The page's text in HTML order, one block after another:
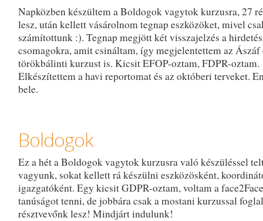
Napközben készültem a Boldogok vagytok kurzusra, 27
lesz, után kellett vásárolnom tegnap eszközöket, mivel
számítottunk :). Tegnap megjött két visszajelzés a
csomagokra, amit csináltam, így megjelentettem az Ászáf
törökbálinti kurzust is. Kicsit EFOP-oztam, FDPR-oztam.
Elkészítettem a havi reportomat és az októberi terveket.
bele.
Boldogok
Ez a hét a Boldogok vagytok kurzusra való készüléssel
vagyunk, sokat kellett rá készülni eszközösként,
igazgatóként. Egy kicsit GDPR-oztam, voltam a
tanúságot tenni, de jobbára csak a mostani kurzussal
résztvevőnk lesz! Mindjárt indulunk!